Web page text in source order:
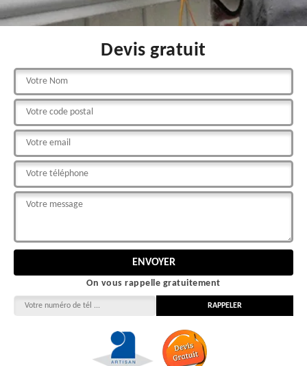
Devis gratuit
On vous rappelle gratuitement